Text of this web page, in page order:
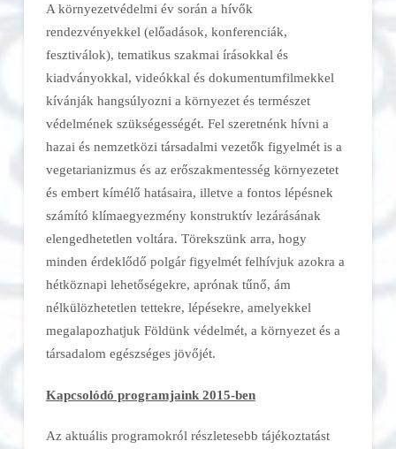
A környezetvédelmi év során a hívők
rendezvényekkel (előadások, konferenciák,
fesztiválok), tematikus szakmai írásokkal és
kiadványokkal, videókkal és dokumentumfilmekkel
kívánják hangsúlyozni a környezet és természet
védelmének szükségességét. Fel szeretnénk hívni a
hazai és nemzetközi társadalmi vezetők figyelmét is a
vegetarianizmus és az erőszakmentesség környezetet
és embert kímélő hatásaira, illetve a fontos lépésnek
számító klímaegyezmény konstruktív lezárásának
elengedhetetlen voltára. Törekszünk arra, hogy
minden érdeklődő polgár figyelmét felhívjuk azokra a
hétköznapi lehetőségekre, aprónak tűnő, ám
nélkülözhetetlen tettekre, lépésekre, amelyekkel
megalapozhatjuk Földünk védelmét, a környezet és a
társadalom egészséges jövőjét.
Kapcsolódó programjaink 2015-ben
Az aktuális programokról részletesebb tájékoztatást